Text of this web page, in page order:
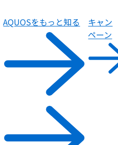
AQUOSをもっと知る
キャン
ペーン